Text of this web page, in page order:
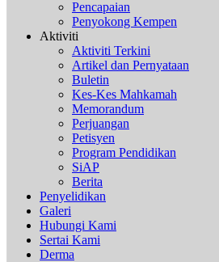
Pencapaian
Penyokong Kempen
Aktiviti
Aktiviti Terkini
Artikel dan Pernyataan
Buletin
Kes-Kes Mahkamah
Memorandum
Perjuangan
Petisyen
Program Pendidikan
SiAP
Berita
Penyelidikan
Galeri
Hubungi Kami
Sertai Kami
Derma